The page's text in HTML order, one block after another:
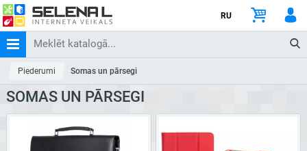
RU
Piederumi Somas un pārsegi
SOMAS UN PĀRSEGI